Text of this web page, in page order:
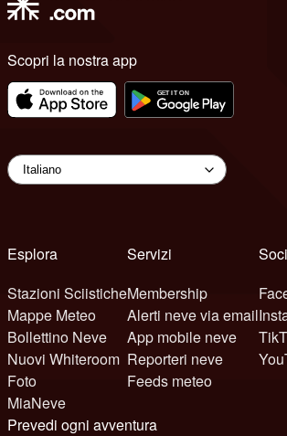
Scopri la nostra app
Esplora
Stazioni Sciistiche
Mappe Meteo
Bollettino Neve
Nuovi Whiteroom
Foto
MiaNeve
Servizi
Membership
Alerti neve via email
App mobile neve
Reporteri neve
Feeds meteo
Prevedi ogni avventura